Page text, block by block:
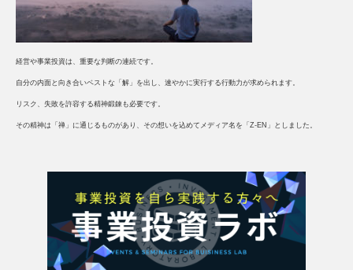
経営や事業投資は、重要な判断の連続です。
自分の内面と向き合いベストな「解」を出し、速やかに実行する行動力が求められます。
リスク、失敗を許容する精神鍛錬も必要です。
その精神は「禅」に通じるものがあり、その想いを込めてメディア名を「Z-EN」としました。